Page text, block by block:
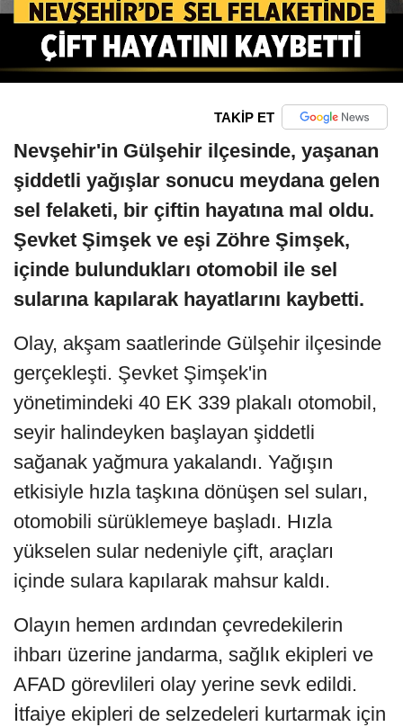
TAKİP ET
Nevşehir'in Gülşehir ilçesinde, yaşanan
şiddetli yağışlar sonucu meydana gelen
sel felaketi, bir çiftin hayatına mal oldu.
Şevket Şimşek ve eşi Zöhre Şimşek,
içinde bulundukları otomobil ile sel
sularına kapılarak hayatlarını kaybetti.
Olay, akşam saatlerinde Gülşehir ilçesinde
gerçekleşti. Şevket Şimşek'in
yönetimindeki 40 EK 339 plakalı otomobil,
seyir halindeyken başlayan şiddetli
sağanak yağmura yakalandı. Yağışın
etkisiyle hızla taşkına dönüşen sel suları,
otomobili sürüklemeye başladı. Hızla
yükselen sular nedeniyle çift, araçları
içinde sulara kapılarak mahsur kaldı.
Olayın hemen ardından çevredekilerin
ihbarı üzerine jandarma, sağlık ekipleri ve
AFAD görevlileri olay yerine sevk edildi.
İtfaiye ekipleri de selzedeleri kurtarmak için